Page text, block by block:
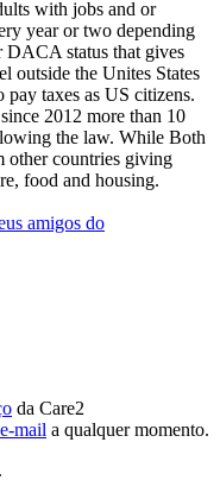
with jobs and or
year or two depending
DACA status that gives
outside the Unites States
taxes as US citizens.
2012 more than 10
the law. While Both
other countries giving
food and housing.
amigos do
da Care2
mail a qualquer momento.
.